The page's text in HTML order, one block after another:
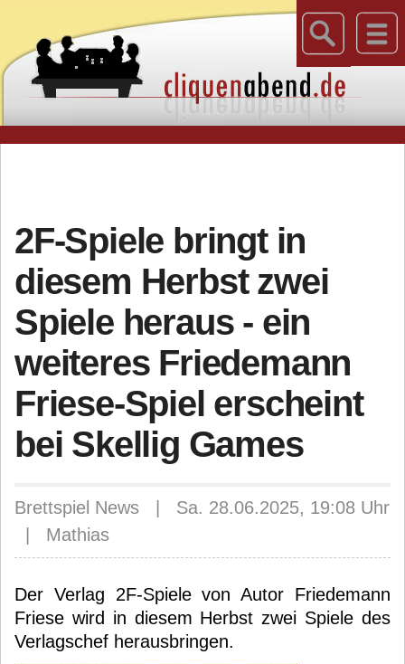
2F-Spiele bringt in
diesem Herbst zwei
Spiele heraus - ein
weiteres Friedemann
Friese-Spiel erscheint
bei Skellig Games
Brettspiel News | Sa. 28.06.2025, 19:08 Uhr
| Mathias
Der Verlag 2F-Spiele von Autor Friedemann
Friese wird in diesem Herbst zwei Spiele des
Verlagschef herausbringen.